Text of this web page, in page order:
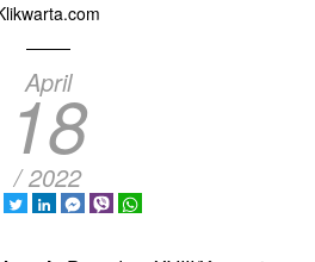
April
18
/ 2022